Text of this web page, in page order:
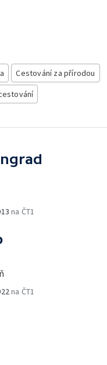
Cestování za přírodou
na ČT1
na ČT1